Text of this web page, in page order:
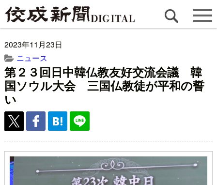
2023年11月23日
ニュース
第２３回日中韓仏教友好交流会議 韓
国ソウル大会 三国仏教徒が平和の誓
い